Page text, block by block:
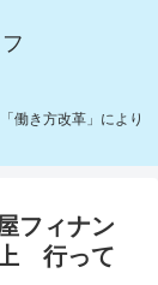
働き方改革」により
フィナン
上 行って